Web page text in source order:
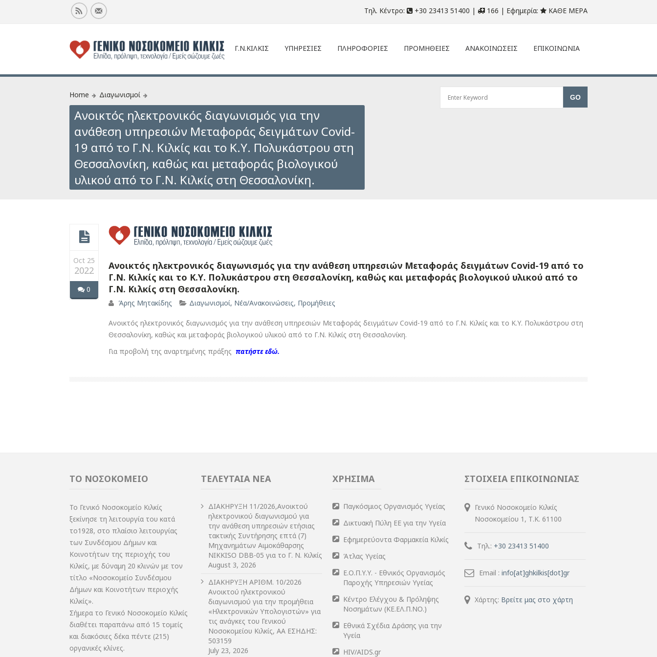
Τηλ. Κέντρο: +30 23413 51400 | 166 | Εφημερία: ΚΑΘΕ ΜΕΡΑ
Γ.Ν.ΚΙΛΚΙΣ ΥΠΗΡΕΣΙΕΣ ΠΛΗΡΟΦΟΡΙΕΣ ΠΡΟΜΗΘΕΙΕΣ ΑΝΑΚΟΙΝΩΣΕΙΣ ΕΠΙΚΟΙΝΩΝΙΑ
Home Διαγωνισμοί
Ανοικτός ηλεκτρονικός διαγωνισμός για την
ανάθεση υπηρεσιών Μεταφοράς δειγμάτων Covid-
19 από το Γ.Ν. Κιλκίς και το Κ.Υ. Πολυκάστρου στη
Θεσσαλονίκη, καθώς και μεταφοράς βιολογικού
υλικού από το Γ.Ν. Κιλκίς στη Θεσσαλονίκη.
Oct 25
2022
0
Ανοικτός ηλεκτρονικός διαγωνισμός για την ανάθεση υπηρεσιών Μεταφοράς δειγμάτων Covid-19 από το
Γ.Ν. Κιλκίς και το Κ.Υ. Πολυκάστρου στη Θεσσαλονίκη, καθώς και μεταφοράς βιολογικού υλικού από το
Γ.Ν. Κιλκίς στη Θεσσαλονίκη.
Άρης Μητακίδης Διαγωνισμοί, Νέα/Ανακοινώσεις, Προμήθειες
Ανοικτός ηλεκτρονικός διαγωνισμός για την ανάθεση υπηρεσιών Μεταφοράς δειγμάτων Covid-19 από το Γ.Ν. Κιλκίς και το Κ.Υ. Πολυκάστρου στη
Θεσσαλονίκη, καθώς και μεταφοράς βιολογικού υλικού από το Γ.Ν. Κιλκίς στη Θεσσαλονίκη.
Για προβολή της αναρτημένης πράξης πατήστε εδώ.
ΤΟ ΝΟΣΟΚΟΜΕΙΟ
Το Γενικό Νοσοκομείο Κιλκίς
ξεκίνησε τη λειτουργία του κατά
το1928, στο πλαίσιο λειτουργίας
των Συνδέσμου Δήμων και
Κοινοτήτων της περιοχής του
Κιλκίς, με δύναμη 20 κλινών με τον
τίτλο «Νοσοκομείο Συνδέσμου
Δήμων και Κοινοτήτων περιοχής
Κιλκίς».
Σήμερα το Γενικό Νοσοκομείο Κιλκίς
διαθέτει παραπάνω από 15 τομείς
και διακόσιες δέκα πέντε (215)
οργανικές κλίνες.
ΤΕΛΕΥΤΑΙΑ ΝΕΑ
ΔIΑΚΗΡΥΞΗ 11/2026,Ανοικτού
ηλεκτρονικού διαγωνισμού για
την ανάθεση υπηρεσιών ετήσιας
τακτικής Συντήρησης επτά (7)
Μηχανημάτων Αιμοκάθαρσης
NIKKISO DBB-05 για το Γ. Ν. Κιλκίς
August 3, 2026
ΔIΑΚΗΡΥΞΗ ΑΡIΘΜ. 10/2026
Ανοικτού ηλεκτρονικού
διαγωνισμού για την προμήθεια
«Ηλεκτρονικών Υπολογιστών» για
τις ανάγκες του Γενικού
Νοσοκομείου Κιλκίς, ΑΑ ΕΣΗΔΗΣ:
503159
July 23, 2026
ΧΡΗΣΙΜΑ
Παγκόσμιος Οργανισμός Υγείας
Δικτυακή Πύλη ΕΕ για την Υγεία
Εφημερεύοντα Φαρμακεία Κιλκίς
Άτλας Υγείας
Ε.Ο.Π.Υ.Υ. - Εθνικός Οργανισμός
Παροχής Υπηρεσιών Υγείας
Κέντρο Ελέγχου & Πρόληψης
Νοσημάτων (ΚΕ.ΕΛ.Π.ΝΟ.)
Εθνικά Σχέδια Δράσης για την
Υγεία
HIV/AIDS.gr
ΣΤΟΙΧΕΙΑ ΕΠΙΚΟΙΝΩΝΙΑΣ
Γενικό Νοσοκομείο Κιλκίς
Νοσοκομείου 1, Τ.Κ. 61100
Τηλ.: +30 23413 51400
Email : info[at]ghkilkis[dot]gr
Χάρτης: Βρείτε μας στο χάρτη